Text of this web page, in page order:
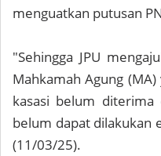
menguatkan putusan
"Sehingga JPU
Mahkamah Agung
kasasi belum diterima
belum dapat dilakukan
(11/03/25).